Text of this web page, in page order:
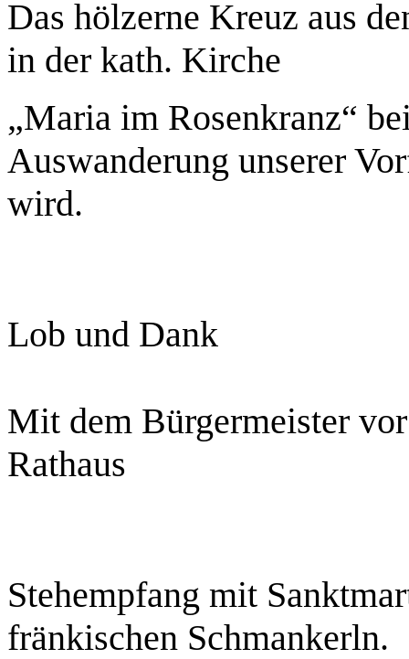
Das hölzerne Kreuz aus
in der kath. Kirche
„Maria im Rosenkranz“
Auswanderung unserer
wird.
Lob und Dank
Mit dem Bürgermeister
Rathaus
Stehempfang mit
fränkischen Schmankerln.